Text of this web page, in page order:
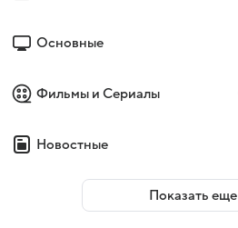
Основные
Фильмы и Сериалы
Новостные
Показать еще